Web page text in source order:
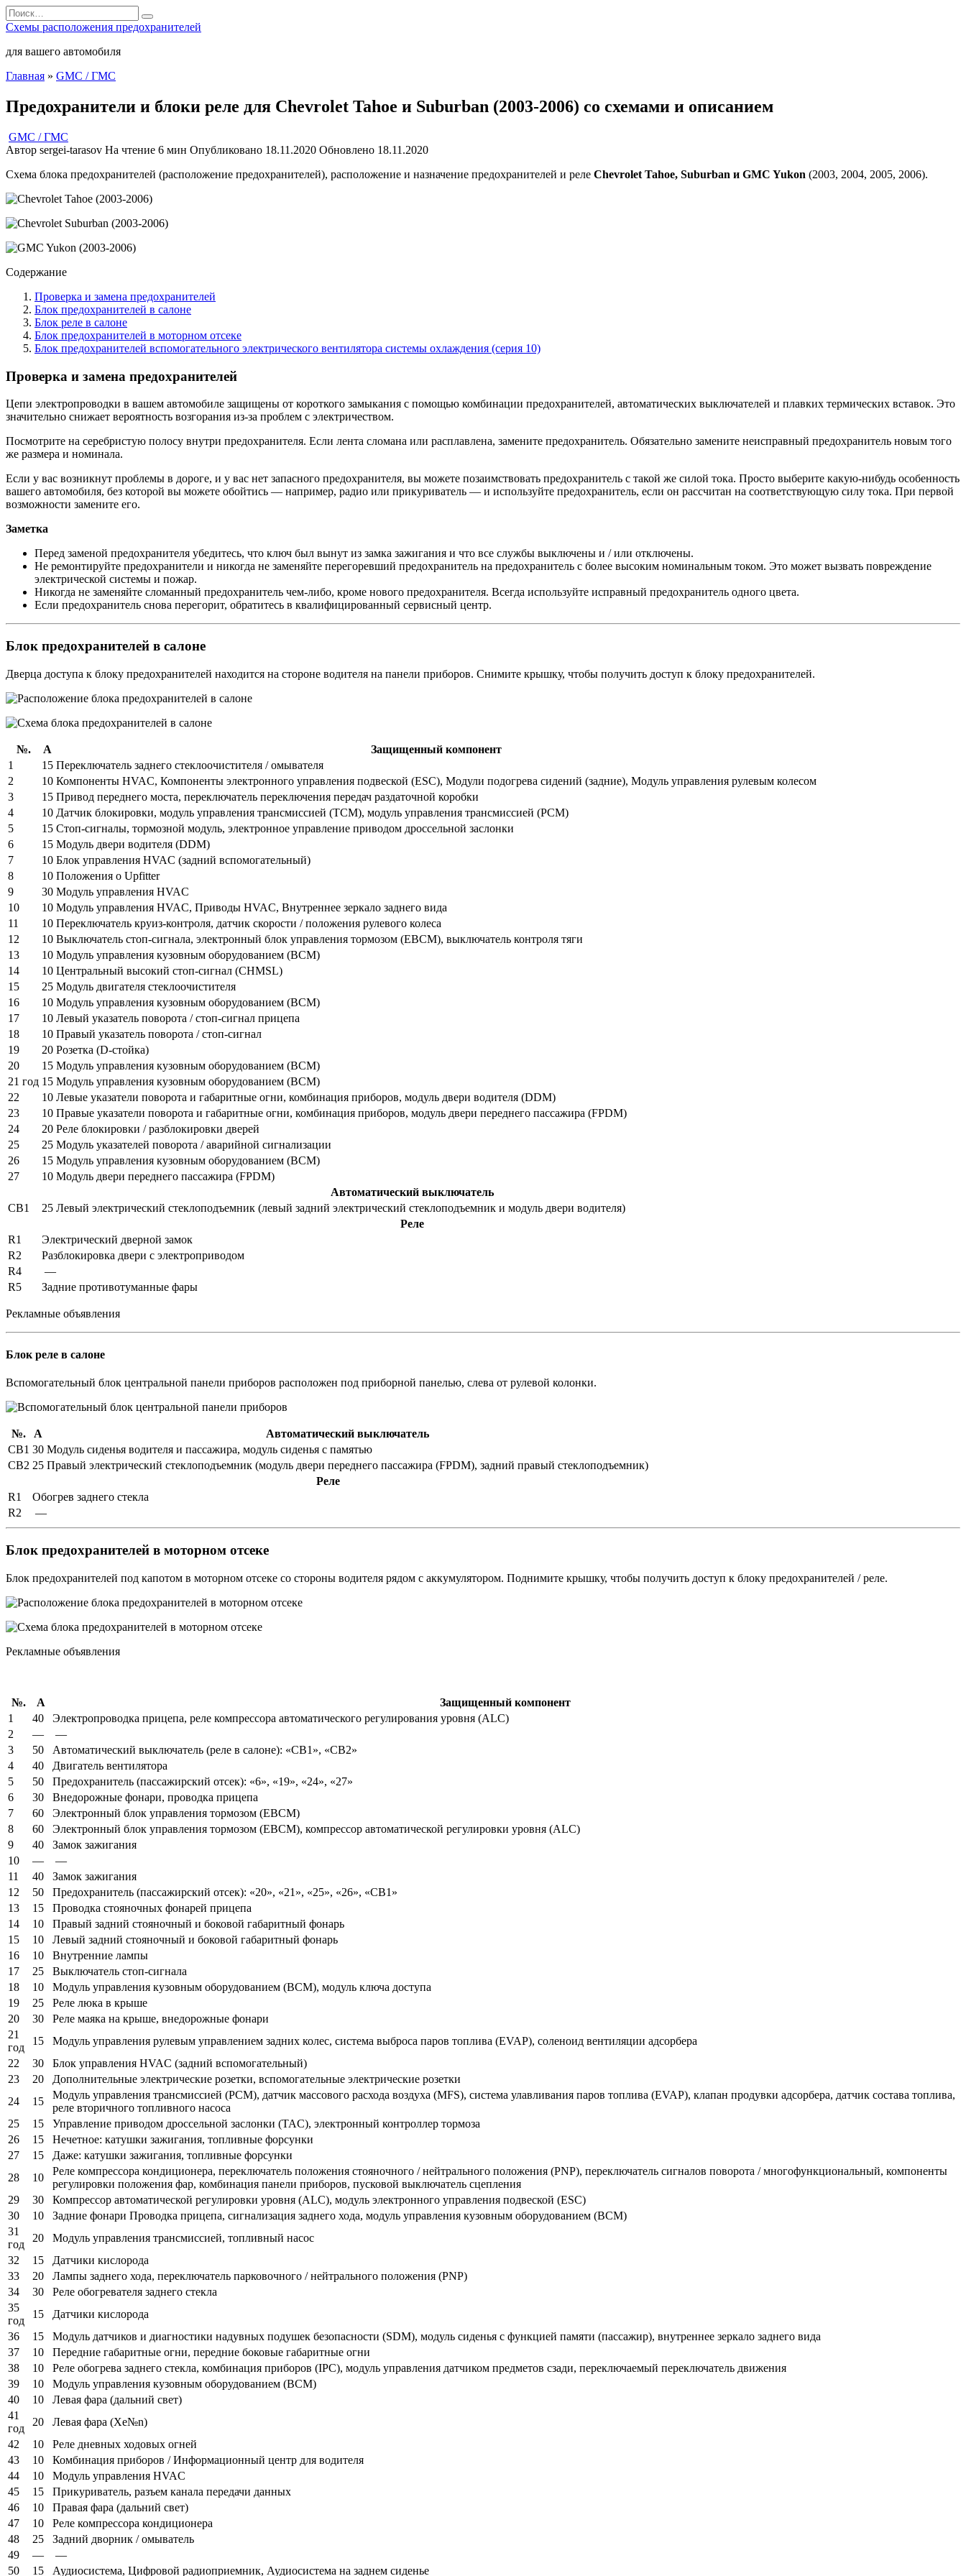
Перейти
к
содержанию
Search
for:
Схемы расположения предохранителей
для вашего автомобиля
Главная » GMC / ГМС
Предохранители и блоки реле для Chevrolet Tahoe и Suburban (2003-2006) со схемами и описанием
GMC / ГМС
Автор sergei-tarasov На чтение 6 мин Опубликовано 18.11.2020 Обновлено 18.11.2020
Схема блока предохранителей (расположение предохранителей), расположение и назначение предохранителей и реле Chevrolet Tahoe, Suburban и GMC Yukon (2003, 2004, 2005, 2006).
Содержание
Проверка и замена предохранителей
Блок предохранителей в салоне
Блок реле в салоне
Блок предохранителей в моторном отсеке
Блок предохранителей вспомогательного электрического вентилятора системы охлаждения (серия 10)
Проверка и замена предохранителей
Цепи электропроводки в вашем автомобиле защищены от короткого замыкания с помощью комбинации предохранителей, автоматических выключателей и плавких термических вставок. Это
значительно снижает вероятность возгорания из-за проблем с электричеством.
Посмотрите на серебристую полосу внутри предохранителя. Если лента сломана или расплавлена, замените предохранитель. Обязательно замените неисправный предохранитель новым того
же размера и номинала.
Если у вас возникнут проблемы в дороге, и у вас нет запасного предохранителя, вы можете позаимствовать предохранитель с такой же силой тока. Просто выберите какую-нибудь особенность
вашего автомобиля, без которой вы можете обойтись — например, радио или прикуриватель — и используйте предохранитель, если он рассчитан на соответствующую силу тока. При первой
возможности замените его.
Заметка
Перед заменой предохранителя убедитесь, что ключ был вынут из замка зажигания и что все службы выключены и / или отключены.
Не ремонтируйте предохранители и никогда не заменяйте перегоревший предохранитель на предохранитель с более высоким номинальным током. Это может вызвать повреждение
электрической системы и пожар.
Никогда не заменяйте сломанный предохранитель чем-либо, кроме нового предохранителя. Всегда используйте исправный предохранитель одного цвета.
Если предохранитель снова перегорит, обратитесь в квалифицированный сервисный центр.
Блок предохранителей в салоне
Дверца доступа к блоку предохранителей находится на стороне водителя на панели приборов. Снимите крышку, чтобы получить доступ к блоку предохранителей.
№. А
Защищенный компонент
1
15 Переключатель заднего стеклоочистителя / омывателя
2
10 Компоненты HVAC, Компоненты электронного управления подвеской (ESC), Модули подогрева сидений (задние), Модуль управления рулевым колесом
3
15 Привод переднего моста, переключатель переключения передач раздаточной коробки
4
10 Датчик блокировки, модуль управления трансмиссией (TCM), модуль управления трансмиссией (PCM)
5
15 Стоп-сигналы, тормозной модуль, электронное управление приводом дроссельной заслонки
6
15 Модуль двери водителя (DDM)
7
10 Блок управления HVAC (задний вспомогательный)
8
10 Положения о Upfitter
9
30 Модуль управления HVAC
10
10 Модуль управления HVAC, Приводы HVAC, Внутреннее зеркало заднего вида
11
10 Переключатель круиз-контроля, датчик скорости / положения рулевого колеса
12
10 Выключатель стоп-сигнала, электронный блок управления тормозом (EBCM), выключатель контроля тяги
13
10 Модуль управления кузовным оборудованием (BCM)
14
10 Центральный высокий стоп-сигнал (CHMSL)
15
25 Модуль двигателя стеклоочистителя
16
10 Модуль управления кузовным оборудованием (BCM)
17
10 Левый указатель поворота / стоп-сигнал прицепа
18
10 Правый указатель поворота / стоп-сигнал
19
20 Розетка (D-стойка)
20
15 Модуль управления кузовным оборудованием (BCM)
21 год 15 Модуль управления кузовным оборудованием (BCM)
22
10 Левые указатели поворота и габаритные огни, комбинация приборов, модуль двери водителя (DDM)
23
10 Правые указатели поворота и габаритные огни, комбинация приборов, модуль двери переднего пассажира (FPDM)
24
20 Реле блокировки / разблокировки дверей
25
25 Модуль указателей поворота / аварийной сигнализации
26
15 Модуль управления кузовным оборудованием (BCM)
27
10 Модуль двери переднего пассажира (FPDM)
Автоматический выключатель
CB1
25 Левый электрический стеклоподъемник (левый задний электрический стеклоподъемник и модуль двери водителя)
Реле
R1
Электрический дверной замок
R2
Разблокировка двери с электроприводом
R4
—
R5
Задние противотуманные фары
Рекламные объявления
Блок реле в салоне
Вспомогательный блок центральной панели приборов расположен под приборной панелью, слева от рулевой колонки.
№. А
Автоматический выключатель
CB1 30 Модуль сиденья водителя и пассажира, модуль сиденья с памятью
CB2 25 Правый электрический стеклоподъемник (модуль двери переднего пассажира (FPDM), задний правый стеклоподъемник)
Реле
R1
Обогрев заднего стекла
R2
—
Блок предохранителей в моторном отсеке
Блок предохранителей под капотом в моторном отсеке со стороны водителя рядом с аккумулятором. Поднимите крышку, чтобы получить доступ к блоку предохранителей / реле.
Рекламные объявления
№. А
Защищенный компонент
1
40
Электропроводка прицепа, реле компрессора автоматического регулирования уровня (ALC)
2
—
—
3
50
Автоматический выключатель (реле в салоне): «CB1», «CB2»
4
40
Двигатель вентилятора
5
50
Предохранитель (пассажирский отсек): «6», «19», «24», «27»
6
30
Внедорожные фонари, проводка прицепа
7
60
Электронный блок управления тормозом (EBCM)
8
60
Электронный блок управления тормозом (EBCM), компрессор автоматической регулировки уровня (ALC)
9
40
Замок зажигания
10
—
—
11
40
Замок зажигания
12
50
Предохранитель (пассажирский отсек): «20», «21», «25», «26», «CB1»
13
15
Проводка стояночных фонарей прицепа
14
10
Правый задний стояночный и боковой габаритный фонарь
15
10
Левый задний стояночный и боковой габаритный фонарь
16
10
Внутренние лампы
17
25
Выключатель стоп-сигнала
18
10
Модуль управления кузовным оборудованием (BCM), модуль ключа доступа
19
25
Реле люка в крыше
20
30
Реле маяка на крыше, внедорожные фонари
21
год
15
Модуль управления рулевым управлением задних колес, система выброса паров топлива (EVAP), соленоид вентиляции адсорбера
22
30
Блок управления HVAC (задний вспомогательный)
23
20
Дополнительные электрические розетки, вспомогательные электрические розетки
24
15
Модуль управления трансмиссией (PCM), датчик массового расхода воздуха (MFS), система улавливания паров топлива (EVAP), клапан продувки адсорбера, датчик состава топлива,
реле вторичного топливного насоса
25
15
Управление приводом дроссельной заслонки (TAC), электронный контроллер тормоза
26
15
Нечетное: катушки зажигания, топливные форсунки
27
15
Даже: катушки зажигания, топливные форсунки
28
10
Реле компрессора кондиционера, переключатель положения стояночного / нейтрального положения (PNP), переключатель сигналов поворота / многофункциональный, компоненты
регулировки положения фар, комбинация панели приборов, пусковой выключатель сцепления
29
30
Компрессор автоматической регулировки уровня (ALC), модуль электронного управления подвеской (ESC)
30
10
Задние фонари Проводка прицепа, сигнализация заднего хода, модуль управления кузовным оборудованием (BCM)
31
год
20
Модуль управления трансмиссией, топливный насос
32
15
Датчики кислорода
33
20
Лампы заднего хода, переключатель парковочного / нейтрального положения (PNP)
34
30
Реле обогревателя заднего стекла
35
год
15
Датчики кислорода
36
15
Модуль датчиков и диагностики надувных подушек безопасности (SDM), модуль сиденья с функцией памяти (пассажир), внутреннее зеркало заднего вида
37
10
Передние габаритные огни, передние боковые габаритные огни
38
10
Реле обогрева заднего стекла, комбинация приборов (IPC), модуль управления датчиком предметов сзади, переключаемый переключатель движения
39
10
Модуль управления кузовным оборудованием (BCM)
40
10
Левая фара (дальний свет)
41
год
20
Левая фара (Xe№n)
42
10
Реле дневных ходовых огней
43
10
Комбинация приборов / Информационный центр для водителя
44
10
Модуль управления HVAC
45
15
Прикуриватель, разъем канала передачи данных
46
10
Правая фара (дальний свет)
47
10
Реле компрессора кондиционера
48
25
Задний дворник / омыватель
49
—
—
50
15 Аудиосистема, Цифровой радиоприемник, Аудиосистема на заднем сиденье